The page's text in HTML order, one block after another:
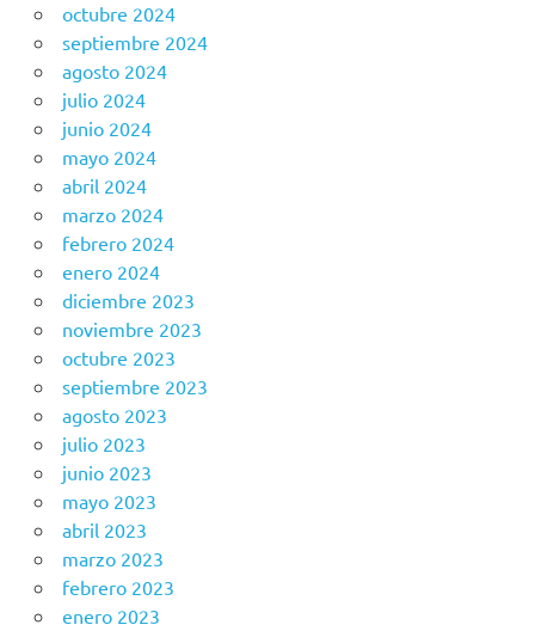
octubre 2024
septiembre 2024
agosto 2024
julio 2024
junio 2024
mayo 2024
abril 2024
marzo 2024
febrero 2024
enero 2024
diciembre 2023
noviembre 2023
octubre 2023
septiembre 2023
agosto 2023
julio 2023
junio 2023
mayo 2023
abril 2023
marzo 2023
febrero 2023
enero 2023